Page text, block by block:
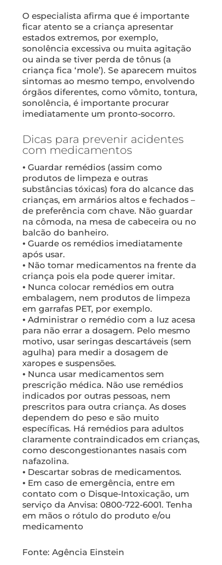
O especialista afirma que é importante
ficar atento se a criança apresentar
estados extremos, por exemplo,
sonolência excessiva ou muita agitação
ou ainda se tiver perda de tônus (a
criança fica ‘mole’). Se aparecem muitos
sintomas ao mesmo tempo, envolvendo
órgãos diferentes, como vômito, tontura,
sonolência, é importante procurar
imediatamente um pronto-socorro.
Dicas para prevenir acidentes
com medicamentos
⦁ Guardar remédios (assim como
produtos de limpeza e outras
substâncias tóxicas) fora do alcance das
crianças, em armários altos e fechados –
de preferência com chave. Não guardar
na cômoda, na mesa de cabeceira ou no
balcão do banheiro.
⦁ Guarde os remédios imediatamente
após usar.
⦁ Não tomar medicamentos na frente da
criança pois ela pode querer imitar.
⦁ Nunca colocar remédios em outra
embalagem, nem produtos de limpeza
em garrafas PET, por exemplo.
⦁ Administrar o remédio com a luz acesa
para não errar a dosagem. Pelo mesmo
motivo, usar seringas descartáveis (sem
agulha) para medir a dosagem de
xaropes e suspensões.
⦁ Nunca usar medicamentos sem
prescrição médica. Não use remédios
indicados por outras pessoas, nem
prescritos para outra criança. As doses
dependem do peso e são muito
específicas. Há remédios para adultos
claramente contraindicados em crianças,
como descongestionantes nasais com
nafazolina.
⦁ Descartar sobras de medicamentos.
⦁ Em caso de emergência, entre em
contato com o Disque-Intoxicação, um
serviço da Anvisa: 0800-722-6001. Tenha
em mãos o rótulo do produto e/ou
medicamento
Fonte: Agência Einstein